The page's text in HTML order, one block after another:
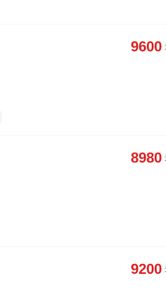
9600
8980
9200